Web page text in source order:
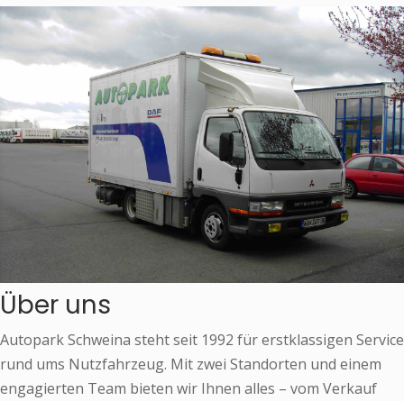
Über uns
Autopark Schweina steht seit 1992 für erstklassigen Service
rund ums Nutzfahrzeug. Mit zwei Standorten und einem
engagierten Team bieten wir Ihnen alles – vom Verkauf